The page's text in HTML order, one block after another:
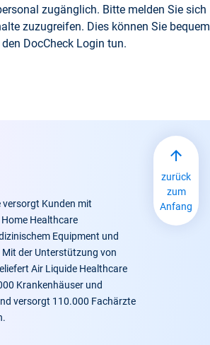
zugänglich. Bitte melden Sie sich
zuzugreifen. Dies können Sie bequem
den DocCheck Login tun.
Kunden mit
Healthcare
Equipment und
der Unterstützung von
Air Liquide Healthcare
Krankenhäuser und
versorgt 110.000 Fachärzte
zurück
zum
Anfang